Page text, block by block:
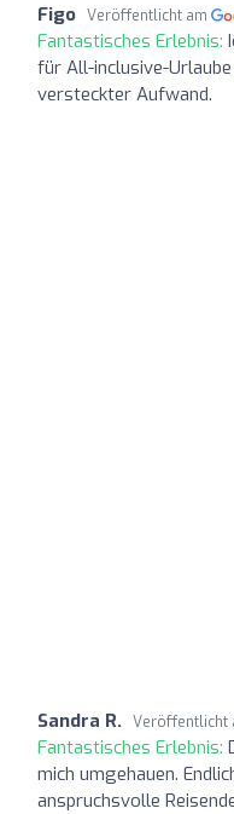
Figo Veröffentlicht am
Fantastisches Erlebnis:
für All-inclusive-
versteckter Aufwand.
Sandra R. Veröffentlicht
Fantastisches Erlebnis:
mich umgehauen.
anspruchsvolle